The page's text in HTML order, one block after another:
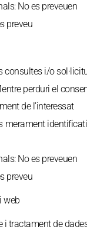
No es preveuen
preveu
consultes i/o
perduri el
de l’interessat
merament
No es preveuen
preveu
web
i tractament de